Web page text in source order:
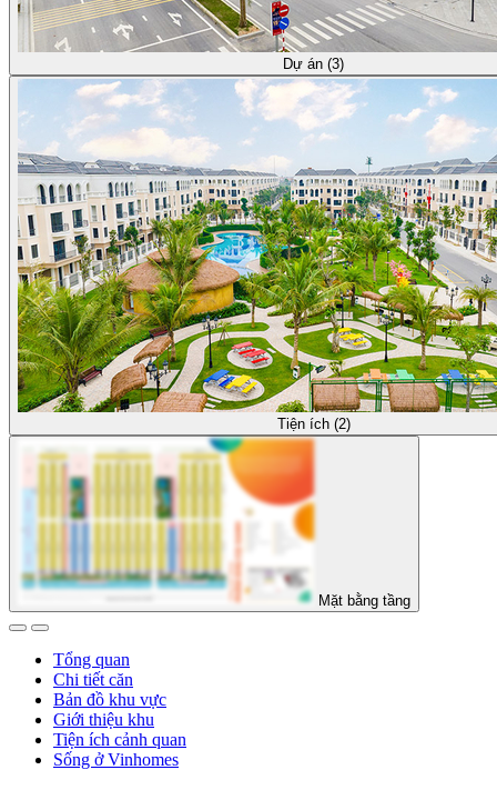
Dự án (3)
Tiện ích (2)
Mặt bằng tầng
Tổng quan
Chi tiết căn
Bản đồ khu vực
Giới thiệu khu
Tiện ích cảnh quan
Sống ở Vinhomes